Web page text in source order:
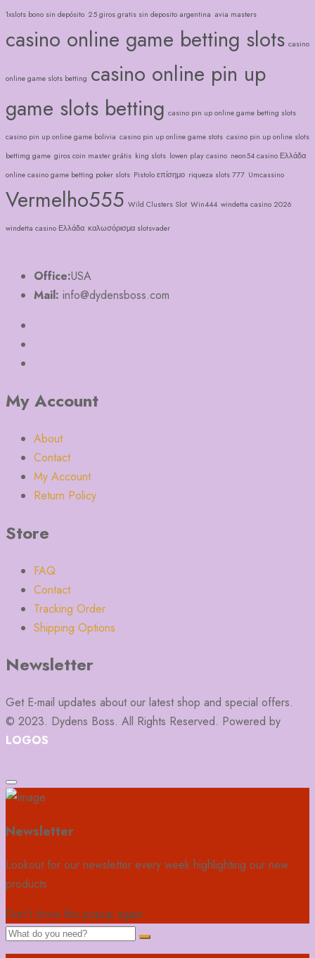
1xslots bono sin depósito 25 giros gratis sin deposito argentina avia masters
casino online game betting slots casino
online game slots betting casino online pin up
game slots betting casino pin up online game betting slots
casino pin up online game bolivia casino pin up online game stots casino pin up online slots
bettimg game giros coin master grátis king slots lowen play casino neon54 casino Ελλάδα
online casino game betting poker slots Pistolo επίσημο riqueza slots 777 Umcassino
Vermelho555 Wild Clusters Slot Win444 windetta casino 2026
windetta casino Ελλάδα καλωσόρισμα slotsvader
Office:USA
Mail: info@dydensboss.com
My Account
About
Contact
My Account
Return Policy
Store
FAQ
Contact
Tracking Order
Shipping Options
Newsletter
Get E-mail updates about our latest shop and special offers.
© 2023. Dydens Boss. All Rights Reserved. Powered by
LOGOS
Newsletter
Lookout for our newsletter every week highlighting our new
products.
Don't show this popup again